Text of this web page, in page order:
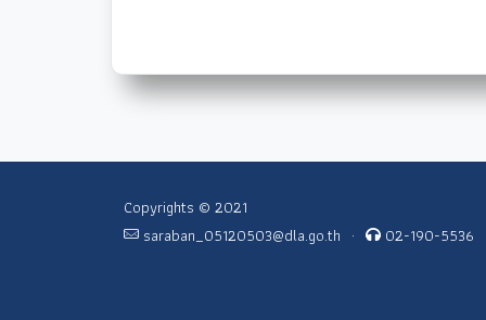
Copyrights © 2021
saraban_05120503@dla.go.th · 02-190-5536